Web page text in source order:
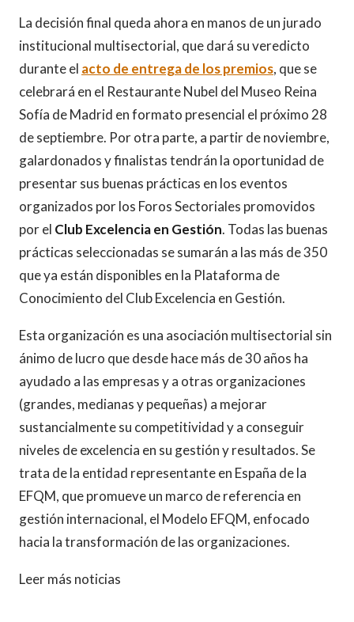
La decisión final queda ahora en manos de un jurado
institucional multisectorial, que dará su veredicto
durante el acto de entrega de los premios, que se
celebrará en el Restaurante Nubel del Museo Reina
Sofía de Madrid en formato presencial el próximo 28
de septiembre. Por otra parte, a partir de noviembre,
galardonados y finalistas tendrán la oportunidad de
presentar sus buenas prácticas en los eventos
organizados por los Foros Sectoriales promovidos
por el Club Excelencia en Gestión. Todas las buenas
prácticas seleccionadas se sumarán a las más de 350
que ya están disponibles en la Plataforma de
Conocimiento del Club Excelencia en Gestión.
Esta organización es una asociación multisectorial sin
ánimo de lucro que desde hace más de 30 años ha
ayudado a las empresas y a otras organizaciones
(grandes, medianas y pequeñas) a mejorar
sustancialmente su competitividad y a conseguir
niveles de excelencia en su gestión y resultados. Se
trata de la entidad representante en España de la
EFQM, que promueve un marco de referencia en
gestión internacional, el Modelo EFQM, enfocado
hacia la transformación de las organizaciones.
Leer más noticias